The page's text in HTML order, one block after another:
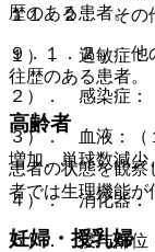
歴のある患者。
９．１．２． 他
往歴のある患者。
高齢者
患者の状態を観察
者では生理機能が
妊婦・授乳婦
１１．２． その
１）． 過敏症：
２）． 感染症：
３）． 血液：（
増加、単球数減少
４）． 消化器：
５）． 投与部位